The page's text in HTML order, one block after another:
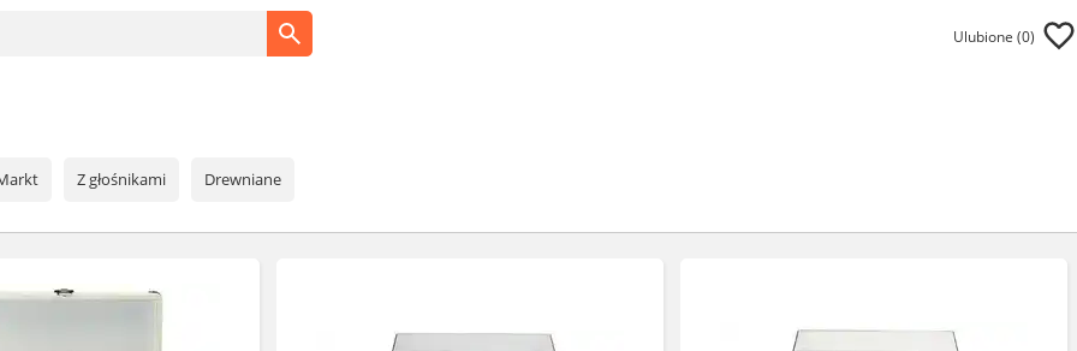
Ulubione (0)
Z głośnikami Drewniane